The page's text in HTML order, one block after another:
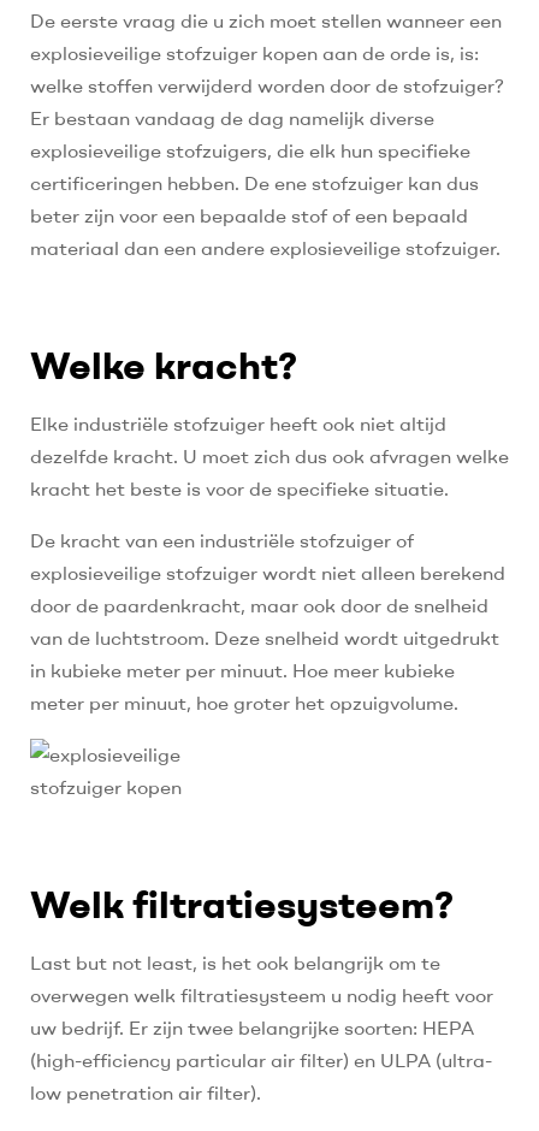
De eerste vraag die u zich moet stellen wanneer een
explosieveilige stofzuiger kopen aan de orde is, is:
welke stoffen verwijderd worden door de stofzuiger?
Er bestaan vandaag de dag namelijk diverse
explosieveilige stofzuigers, die elk hun specifieke
certificeringen hebben. De ene stofzuiger kan dus
beter zijn voor een bepaalde stof of een bepaald
materiaal dan een andere explosieveilige stofzuiger.
Welke kracht?
Elke industriële stofzuiger heeft ook niet altijd
dezelfde kracht. U moet zich dus ook afvragen welke
kracht het beste is voor de specifieke situatie.
De kracht van een industriële stofzuiger of
explosieveilige stofzuiger wordt niet alleen berekend
door de paardenkracht, maar ook door de snelheid
van de luchtstroom. Deze snelheid wordt uitgedrukt
in kubieke meter per minuut. Hoe meer kubieke
meter per minuut, hoe groter het opzuigvolume.
Welk filtratiesysteem?
Last but not least, is het ook belangrijk om te
overwegen welk filtratiesysteem u nodig heeft voor
uw bedrijf. Er zijn twee belangrijke soorten: HEPA
(high-efficiency particular air filter) en ULPA (ultra-
low penetration air filter).